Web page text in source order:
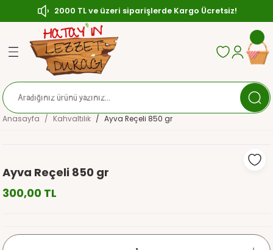
2000 TL ve üzeri siparişlerde Kargo Ücretsiz!
Geri Dön
Geri Dön
(Çerezlik) Zeytin
Geri Dön
Anasayfa Kahvaltılık Ayva Reçeli 850 gr
Ayva Reçeli 850 gr
300,00 TL